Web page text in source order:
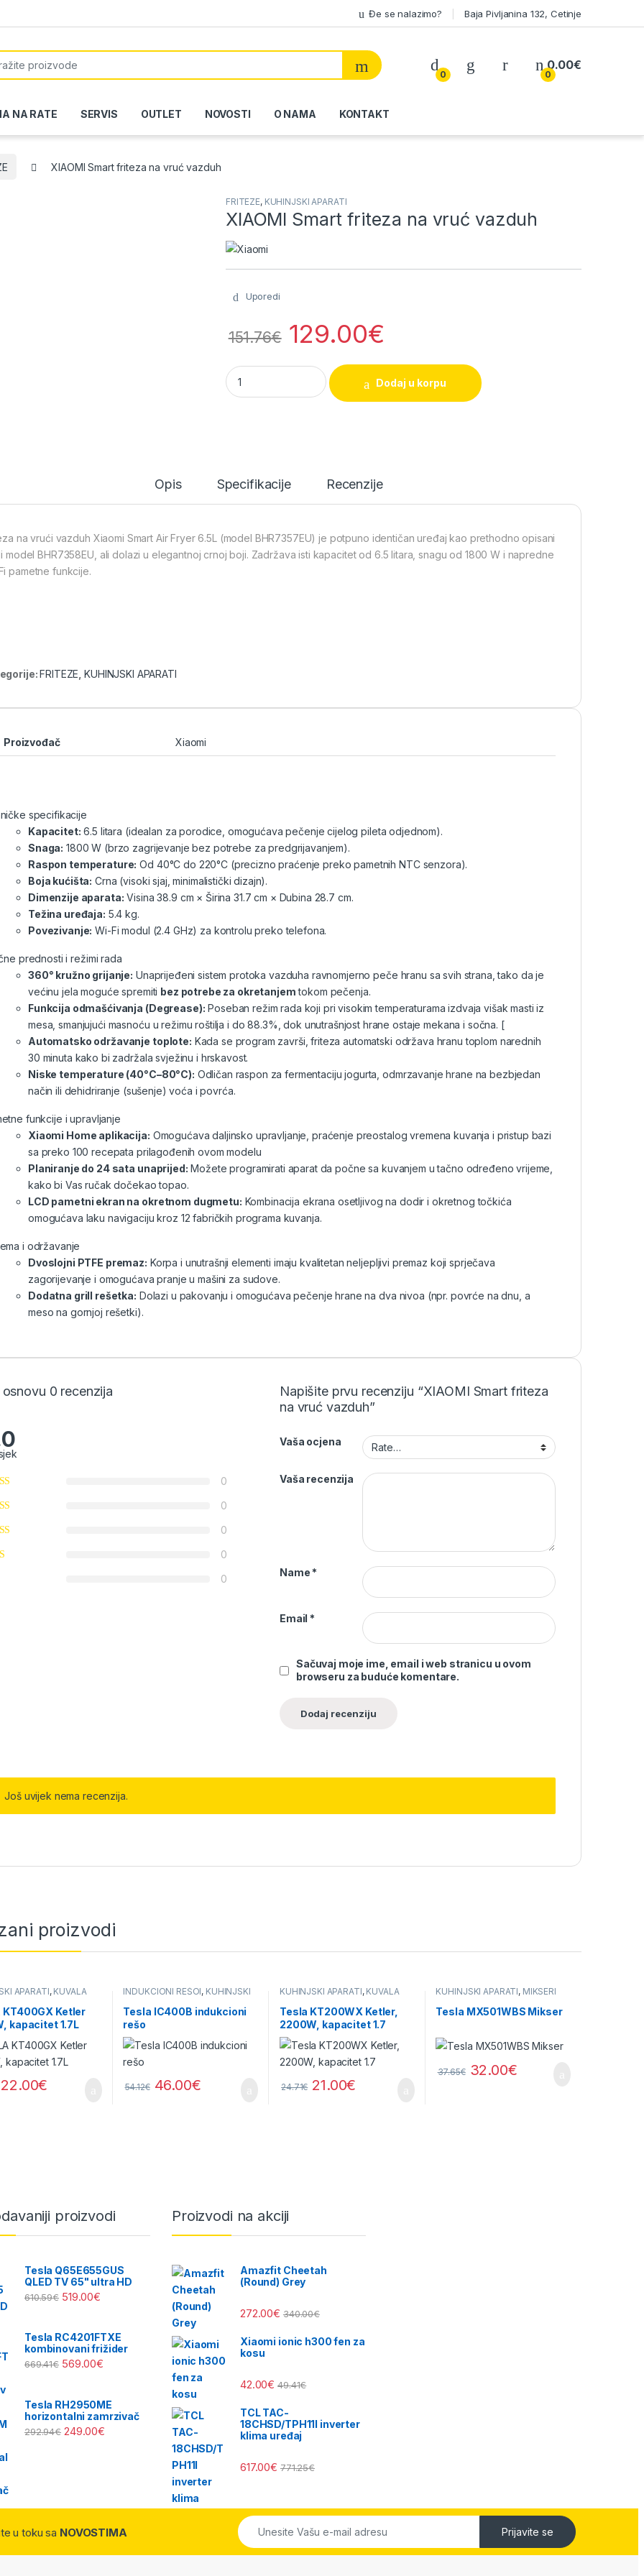
Đe se nalazimo? Baja Pivljanina 132, Cetinje
0
My Account
0
0.00€
NA RATE SERVIS OUTLET NOVOSTI O NAMA KONTAKT
XIAOMI Smart friteza na vruć vazduh
FRITEZE, KUHINJSKI APARATI
XIAOMI Smart friteza na vruć vazduh
Uporedi
151.76€ 129.00€
XIAOMI Smart friteza na vruć vazduh quantity
Dodaj u korpu
Opis Specifikacije Recenzije
na vrući vazduh Xiaomi Smart Air Fryer 6.5L (model BHR7357EU) je potpuno identičan uređaj kao prethodno opisani
model BHR7358EU, ali dolazi u elegantnoj crnoj boji. Zadržava isti kapacitet od 6.5 litara, snagu od 1800 W i napredne
pametne funkcije.
FRITEZE ,KUHINJSKI APARATI
Proizvođač Xiaomi
specifikacije
Kapacitet: 6.5 litara (idealan za porodice, omogućava pečenje cijelog pileta odjednom).
Snaga: 1800 W (brzo zagrijevanje bez potrebe za predgrijavanjem).
Raspon temperature: Od 40°C do 220°C (precizno praćenje preko pametnih NTC senzora).
Boja kućišta: Crna (visoki sjaj, minimalistički dizajn).
Dimenzije aparata: Visina 38.9 cm × Širina 31.7 cm × Dubina 28.7 cm.
Težina uređaja: 5.4 kg.
Povezivanje: Wi-Fi modul (2.4 GHz) za kontrolu preko telefona.
prednosti i režimi rada
360° kružno grijanje: Unaprijeđeni sistem protoka vazduha ravnomjerno peče hranu sa svih strana, tako da je
većinu jela moguće spremiti bez potrebe za okretanjemtokom pečenja.
Funkcija odmašćivanja (Degrease): Poseban režim rada koji pri visokim temperaturama izdvaja višak masti iz
mesa, smanjujući masnoću u režimu roštilja i do 88.3%, dok unutrašnjost hrane ostaje mekana i sočna. [
Automatsko održavanje toplote: Kada se program završi, friteza automatski održava hranu toplom narednih
30 minuta kako bi zadržala svježinu i hrskavost.
Niske temperature (40°C–80°C): Odličan raspon za fermentaciju jogurta, odmrzavanje hrane na bezbjedan
način ili dehidriranje (sušenje) voća i povrća.
funkcije i upravljanje
Xiaomi Home aplikacija: Omogućava daljinsko upravljanje, praćenje preostalog vremena kuvanja i pristup bazi
sa preko 100 recepata prilagođenih ovom modelu
Planiranje do 24 sata unaprijed: Možete programirati aparat da počne sa kuvanjem u tačno određeno vrijeme,
kako bi Vas ručak dočekao topao.
LCD pametni ekran na okretnom dugmetu: Kombinacija ekrana osetljivog na dodir i okretnog točkića
omogućava laku navigaciju kroz 12 fabričkih programa kuvanja.
i održavanje
Dvoslojni PTFE premaz: Korpa i unutrašnji elementi imaju kvalitetan neljepljivi premaz koji sprječava
zagorijevanje i omogućava pranje u mašini za sudove.
Dodatna grill rešetka: Dolazi u pakovanju i omogućava pečenje hrane na dva nivoa (npr. povrće na dnu, a
meso na gornjoj rešetki).
0 recenzija
0
0
0
0
0
Napišite prvu recenziju “XIAOMI Smart friteza
na vruć vazduh”
Vaša ocjena
Vaša recenzija
Name *
Email *
Sačuvaj moje ime, email i web stranicu u ovom
browseru za buduće komentare.
Još uvijek nema recenzija.
proizvodi
APARATI, KUVALA
KT400GX Ketler
kapacitet 1.7L
22.00€
INDUKCIONI REŠOI, KUHINJSKI
Tesla IC400B indukcioni
rešo
54.12€ 46.00€
KUHINJSKI APARATI, KUVALA
Tesla KT200WX Ketler,
2200W, kapacitet 1.7
24.71€ 21.00€
KUHINJSKI APARATI, MIKSERI
Tesla MX501WBS Mikser
37.65€ 32.00€
proizvodi
Tesla Q65E655GUS
QLED TV 65" ultra HD
610.59€ 519.00€
Tesla RC4201FTXE
kombinovani frižider
669.41€ 569.00€
Tesla RH2950ME
horizontalni zamrzivač
292.94€ 249.00€
Proizvodi na akciji
Amazfit Cheetah
(Round) Grey
272.00€ 340.00€
Xiaomi ionic h300 fen za
kosu
42.00€ 49.41€
TCL TAC-
18CHSD/TPH11I inverter
klima uređaj
617.00€ 771.25€
u toku sa NOVOSTIMA Prijavite se